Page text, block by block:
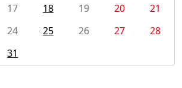
17 18 19 20
21
24 25 26 27
28
31